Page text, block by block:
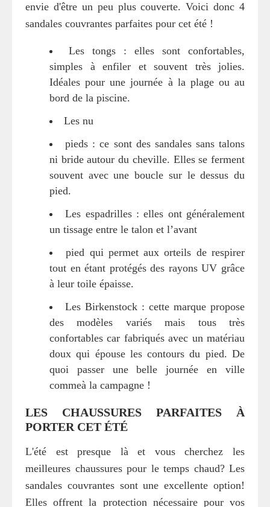
envie d'être un peu plus couverte. Voici donc 4
sandales couvrantes parfaites pour cet été !
Les tongs : elles sont confortables,
simples à enfiler et souvent très jolies.
Idéales pour une journée à la plage ou au
bord de la piscine.
Les nu
pieds : ce sont des sandales sans talons
ni bride autour du cheville. Elles se ferment
souvent avec une boucle sur le dessus du
pied.
Les espadrilles : elles ont généralement
un tissage entre le talon et l’avant
pied qui permet aux orteils de respirer
tout en étant protégés des rayons UV grâce
à leur toile épaisse.
Les Birkenstock : cette marque propose
des modèles variés mais tous très
confortables car fabriqués avec un matériau
doux qui épouse les contours du pied. De
quoi passer une belle journée en ville
commeà la campagne !
LES CHAUSSURES PARFAITES À
PORTER CET ÉTÉ
L'été est presque là et vous cherchez les
meilleures chaussures pour le temps chaud? Les
sandales couvrantes sont une excellente option!
Elles offrent la protection nécessaire pour vos